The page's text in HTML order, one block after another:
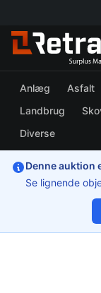
Anlæg Asfalt
Landbrug
Diverse
Denne auktion
Se lignende